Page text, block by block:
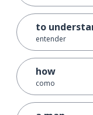
to
entender
how
como